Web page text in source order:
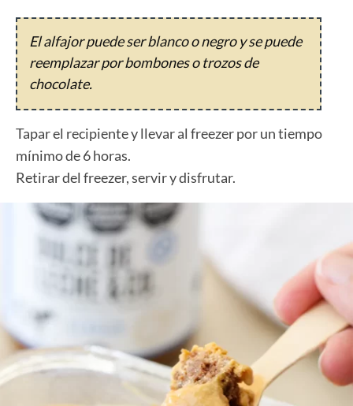
El alfajor puede ser blanco o negro y se puede
reemplazar por bombones o trozos de
chocolate.
Tapar el recipiente y llevar al freezer por un tiempo
mínimo de 6 horas.
Retirar del freezer, servir y disfrutar.